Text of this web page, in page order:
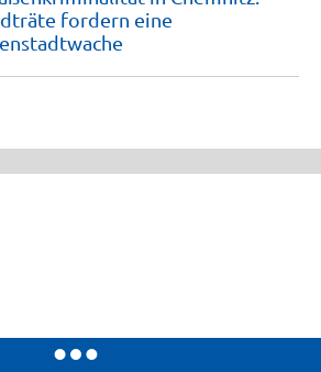
fordern eine